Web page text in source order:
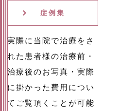
症例集
実際に当院で治療をさ
れた患者様の治療前・
治療後のお写真・実際
に掛かった費用につい
てご覧頂くことが可能